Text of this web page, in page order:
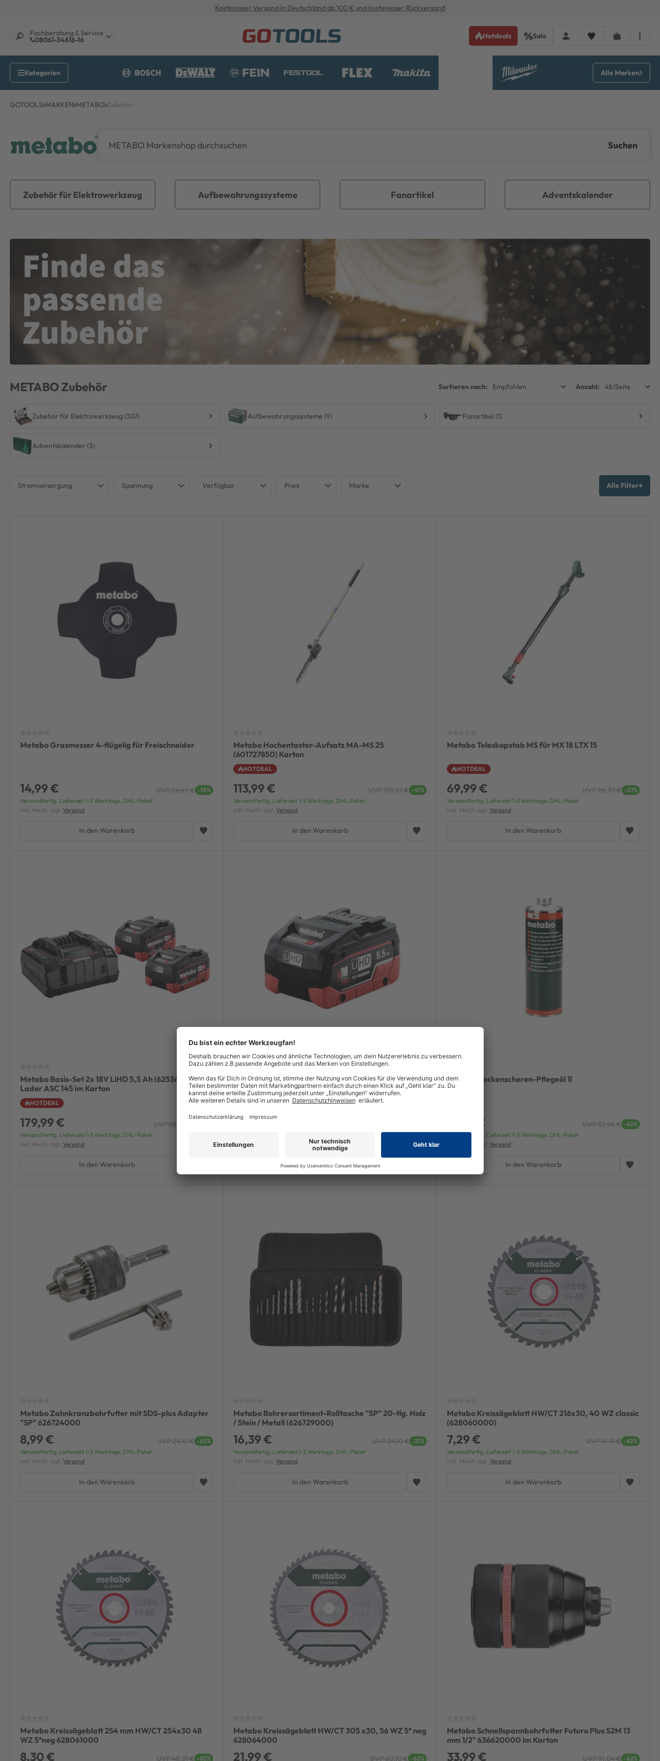
Kostenloser Versand in Deutschland ab 100 € und kostenloser Rückversand
Fachberatung & Service
08061-34616-16 Hotdeals Sale
Alle Marken
GOTOOLS MARKEN METABO Zubehör
Suchen
Zubehör für Elektrowerkzeug Fanartikel Adventskalender
Aufbewahrungssysteme
METABO Zubehör
Zubehör für Elektrowerkzeug (307) Aufbewahrungssysteme (9) Fanartikel (1)
Adventskalender (3)
Stromversorgung Spannung Verfügbar Preis Marke Alle Filter
Metabo Grasmesser 4-flügelig für Freischneider
14,99 € UVP 24,63 € -39%
Versandfertig, Lieferzeit 1-3 Werktage, DHL-Paket
inkl. MwSt. zzgl. Versand
In den Warenkorb
Metabo Hochentaster-Aufsatz MA-MS 25
(601727850) Karton
HOTDEAL
113,99 € UVP 193,97 € -41%
Versandfertig, Lieferzeit 1-3 Werktage, DHL-Paket
inkl. MwSt. zzgl. Versand
In den Warenkorb
Metabo Teleskopstab MS für MX 18 LTX 15
HOTDEAL
69,99 € UVP 96,39 € -27%
Versandfertig, Lieferzeit 1-3 Werktage, DHL-Paket
inkl. MwSt. zzgl. Versand
In den Warenkorb
Metabo Basis-Set 2x 18V LiHD 5,5 Ah (625368000) +
Lader ASC 145 im Karton
HOTDEAL
179,99 € UVP 383,18 €
Versandfertig, Lieferzeit 1-3 Werktage, DHL-Paket
inkl. MwSt. zzgl. Versand
In den Warenkorb
Metabo Akkupack LiHD 18 V - 5,5 Ah HD-Akku
ultimative Leistung identisch mit 625368000
HOTDEAL
82,99 €
inkl. MwSt. zzgl.
In den Warenkorb
Metabo Heckenscheren-Pflegeöl 1l
18,99 € UVP 32,96 € -42%
Versandfertig, Lieferzeit 1-3 Werktage, DHL-Paket
inkl. MwSt. zzgl. Versand
In den Warenkorb
Metabo Zahnkranzbohrfutter mit SDS-plus Adapter
"SP" 626724000
8,99 € UVP 24,10 € -62%
Versandfertig, Lieferzeit 1-3 Werktage, DHL-Paket
inkl. MwSt. zzgl. Versand
In den Warenkorb
Metabo Bohrersortiment-Rolltasche "SP" 20-tlg. Holz
/ Stein / Metall (626729000)
16,39 € UVP 24,10 € -31%
Versandfertig, Lieferzeit 1-3 Werktage, DHL-Paket
inkl. MwSt. zzgl. Versand
In den Warenkorb
Metabo Kreissägeblatt HW/CT 216x30, 40 WZ classic
(628060000)
7,29 € UVP 41,41 € -82%
Versandfertig, Lieferzeit 1-3 Werktage, DHL-Paket
inkl. MwSt. zzgl. Versand
In den Warenkorb
Metabo Kreissägeblatt 254 mm HW/CT 254x30 48
WZ 5°neg 628061000
8,30 € UVP 48,31 € -82%
Metabo Kreissägeblatt HW/CT 305 x30, 56 WZ 5° neg
628064000
21,99 € UVP 60,10 € -63%
Metabo Schnellspannbohrfutter Futuro Plus S2M 13
mm 1/2" 636620000 im Karton
33,99 € UVP 91,04 € -62%